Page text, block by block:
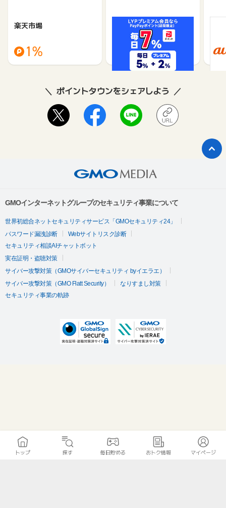
楽天市場
1%
Yahoo!ショッピング
1%
ポイントタウンをシェアしよう
GMOインターネットグループのセキュリティ事業について
世界初総合ネットセキュリティサービス「GMOセキュリティ24」
パスワード漏洩診断
Webサイトリスク診断
セキュリティ相談AIチャットボット
実在証明・盗聴対策
サイバー攻撃対策（GMOサイバーセキュリティ byイエラエ）
サイバー攻撃対策（GMO Flatt Security）
なりすまし対策
セキュリティ事業の軌跡
トップ 探す 毎日貯める おトク情報 マイページ